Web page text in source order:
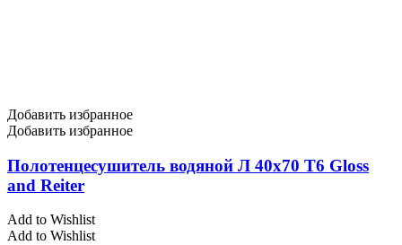
Добавить избранное
Добавить избранное
Полотенцесушитель водяной Л 40х70 Т6 Gloss
and Reiter
Add to Wishlist
Add to Wishlist